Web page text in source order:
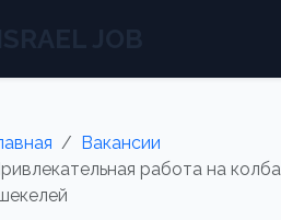
Вакансии
работа на